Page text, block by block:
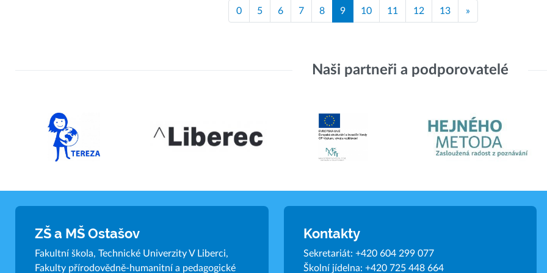
0 5 6 7 8 9 10 11 12 13 »
Naši partneři a podporovatelé
ZŠ a MŠ Ostašov
Fakultní škola, Technické Univerzity V Liberci,
Fakulty přírodovědně-humanitní a pedagogické
Kontakty
Sekretariát: +420 604 299 077
Školní jídelna: +420 725 448 664